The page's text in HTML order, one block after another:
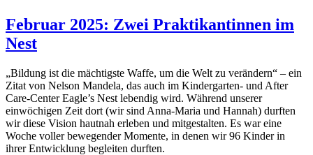
Februar 2025: Zwei Praktikantinnen im
Nest
„Bildung ist die mächtigste Waffe, um die Welt zu verändern“ – ein
Zitat von Nelson Mandela, das auch im Kindergarten- und After
Care-Center Eagle’s Nest lebendig wird. Während unserer
einwöchigen Zeit dort (wir sind Anna-Maria und Hannah) durften
wir diese Vision hautnah erleben und mitgestalten. Es war eine
Woche voller bewegender Momente, in denen wir 96 Kinder in
ihrer Entwicklung begleiten durften.